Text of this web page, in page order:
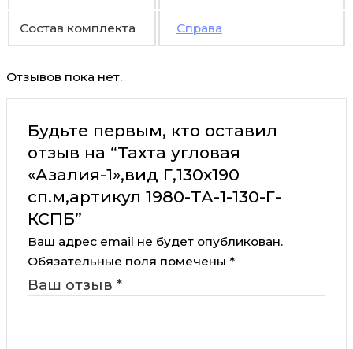
Состав комплекта Справа
Отзывов пока нет.
Будьте первым, кто оставил
отзыв на “Тахта угловая
«Азалия-1»,вид Г,130х190
сп.м,артикул 1980-ТА-1-130-Г-
КСПБ”
Ваш адрес email не будет опубликован.
Обязательные поля помечены *
Ваш отзыв *